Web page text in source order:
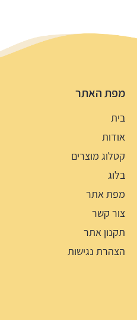
מפת האתר
בית
אודות
קטלוג מוצרים
בלוג
מפת אתר
צור קשר
תקנון אתר
הצהרת נגישות